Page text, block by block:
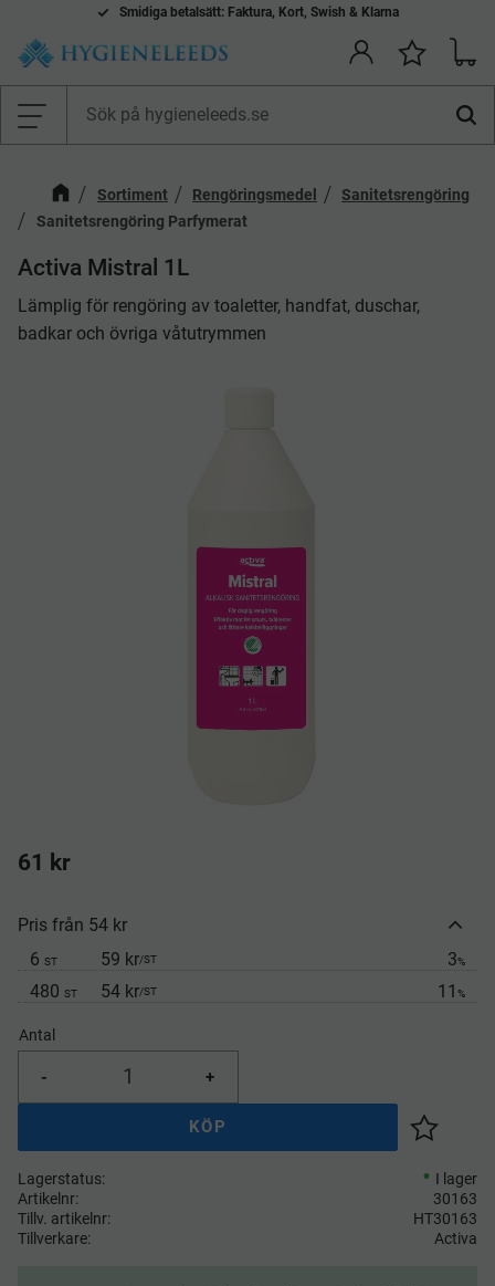
Meny
Smidiga betalsätt: Faktura, Kort, Swish & Klarna
Sortiment Rengöringsmedel
Sanitetsrengöring
Sanitetsrengöring Parfymerat
Activa Mistral 1L
Lämplig för rengöring av toaletter, handfat, duschar,
badkar och övriga våtutrymmen
61 kr
Pris från 54 kr
6 ST 59 kr/ST 3%
480 ST 54 kr/ST 11 %
Antal
+
-
KÖP
Lägg till
Lagerstatus
I lager
Artikelnr
30163
Tillv. artikelnr
HT30163
Tillverkare
Activa